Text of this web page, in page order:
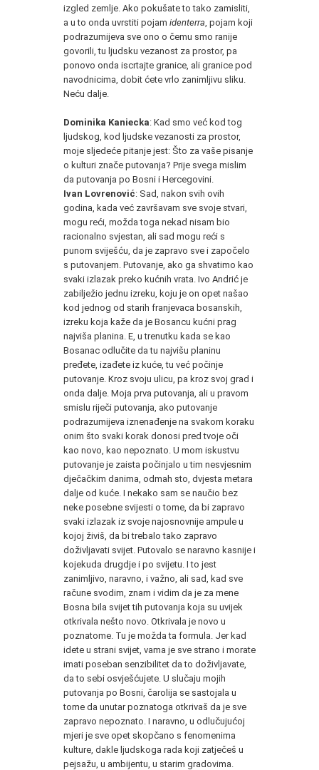
izgled zemlje. Ako pokušate to tako zamisliti,
a u to onda uvrstiti pojam identerra , pojam koji
podrazumijeva sve ono o čemu smo ranije
govorili, tu ljudsku vezanost za prostor, pa
ponovo onda iscrtajte granice, ali granice pod
navodnicima, dobit ćete vrlo zanimljivu sliku.
Neću dalje.
Dominika Kaniecka: Kad smo već kod tog
ljudskog, kod ljudske vezanosti za prostor,
moje sljedeće pitanje jest: Što za vaše pisanje
o kulturi znače putovanja? Prije svega mislim
da putovanja po Bosni i Hercegovini.
Ivan Lovrenović: Sad, nakon svih ovih
godina, kada već završavam sve svoje stvari,
mogu reći, možda toga nekad nisam bio
racionalno svjestan, ali sad mogu reći s
punom sviješću, da je zapravo sve i započelo
s putovanjem. Putovanje, ako ga shvatimo kao
svaki izlazak preko kućnih vrata. Ivo Andrić je
zabilježio jednu izreku, koju je on opet našao
kod jednog od starih franjevaca bosanskih,
izreku koja kaže da je Bosancu kućni prag
najviša planina. E, u trenutku kada se kao
Bosanac odlučite da tu najvišu planinu
pređete, izađete iz kuće, tu već počinje
putovanje. Kroz svoju ulicu, pa kroz svoj grad i
onda dalje. Moja prva putovanja, ali u pravom
smislu riječi putovanja, ako putovanje
podrazumijeva iznenađenje na svakom koraku
onim što svaki korak donosi pred tvoje oči
kao novo, kao nepoznato. U mom iskustvu
putovanje je zaista počinjalo u tim nesvjesnim
dječačkim danima, odmah sto, dvjesta metara
dalje od kuće. I nekako sam se naučio bez
neke posebne svijesti o tome, da bi zapravo
svaki izlazak iz svoje najosnovnije ampule u
kojoj živiš, da bi trebalo tako zapravo
doživljavati svijet. Putovalo se naravno kasnije i
kojekuda drugdje i po svijetu. I to jest
zanimljivo, naravno, i važno, ali sad, kad sve
račune svodim, znam i vidim da je za mene
Bosna bila svijet tih putovanja koja su uvijek
otkrivala nešto novo. Otkrivala je novo u
poznatome. Tu je možda ta formula. Jer kad
idete u strani svijet, vama je sve strano i morate
imati poseban senzibilitet da to doživljavate,
da to sebi osvješćujete. U slučaju mojih
putovanja po Bosni, čarolija se sastojala u
tome da unutar poznatoga otkrivaš da je sve
zapravo nepoznato. I naravno, u odlučujućoj
mjeri je sve opet skopčano s fenomenima
kulture, dakle ljudskoga rada koji zatječeš u
pejsažu, u ambijentu, u starim gradovima.